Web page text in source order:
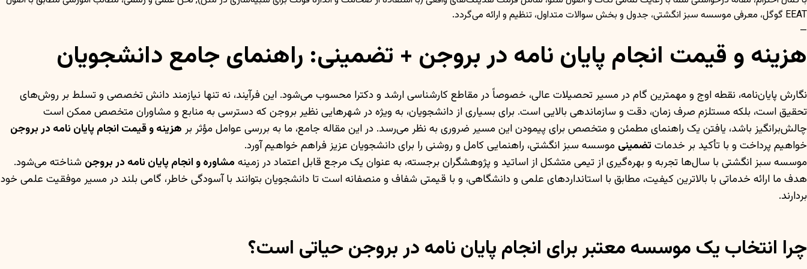
EEAT گوگل، معرفی موسسه سبز انگشتی، جدول و بخش سوالات متداول، تنظیم و ارائه می‌گردد.
—
هزینه و قیمت انجام پایان نامه در بروجن + تضمینی: راهنمای جامع دانشجویان
نگارش پایان‌نامه، نقطه اوج و مهمترین گام در مسیر تحصیلات عالی، خصوصاً در مقاطع کارشناسی ارشد و دکترا محسوب می‌شود. این فرآیند، نه تنها نیازمند دانش تخصصی و تسلط بر روش‌های
تحقیق است، بلکه مستلزم صرف زمان، دقت و سازماندهی بالایی است. برای بسیاری از دانشجویان، به ویژه در شهرهایی نظیر بروجن که دسترسی به منابع و مشاوران متخصص ممکن است
چالش‌برانگیز باشد، یافتن یک راهنمای مطمئن و متخصص برای پیمودن این مسیر ضروری به نظر می‌رسد. در این مقاله جامع، ما به بررسی عوامل مؤثر بر هزینه و قیمت انجام پایان نامه در بروجن
خواهیم پرداخت و با تأکید بر خدماتتضمینی موسسه سبز انگشتی، راهنمایی کامل و روشنی را برای دانشجویان عزیز فراهم خواهیم آورد.
موسسه سبز انگشتی با سال‌ها تجربه و بهره‌گیری از تیمی متشکل از اساتید و پژوهشگران برجسته، به عنوان یک مرجع قابل اعتماد در زمینه مشاوره و انجام پایان نامه در بروجن شناخته می‌شود.
هدف ما ارائه خدماتی با بالاترین کیفیت، مطابق با استانداردهای علمی و دانشگاهی، و با قیمتی شفاف و منصفانه است تا دانشجویان بتوانند با آسودگی خاطر، گامی بلند در مسیر موفقیت علمی خود
بردارند.
چرا انتخاب یک موسسه معتبر برای انجام پایان نامه در بروجن حیاتی است؟